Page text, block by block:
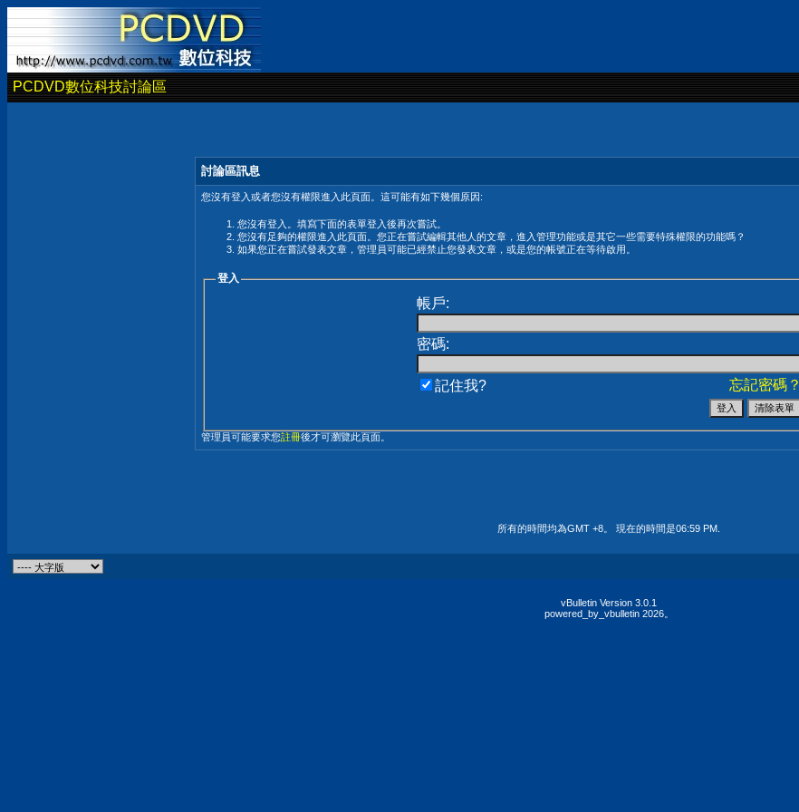
PCDVD數位科技討論區
討論區訊息
您沒有登入或者您沒有權限進入此頁面。這可能有如下幾個原因:
您沒有登入。填寫下面的表單登入後再次嘗試。
您沒有足夠的權限進入此頁面。您正在嘗試編輯其他人的文章，進入管理功能或是其它一些需要特殊權限的功能嗎？
如果您正在嘗試發表文章，管理員可能已經禁止您發表文章，或是您的帳號正在等待啟用。
登入
帳戶:
密碼:
忘記密碼？
記住我?
管理員可能要求您註冊後才可瀏覽此頁面。
所有的時間均為GMT +8。 現在的時間是06:59 PM
vBulletin Version 3.0.1
powered_by_vbulletin 2026。